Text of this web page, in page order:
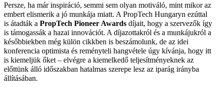
Persze, ha már inspiráció, semmi sem olyan motiváló, mint mikor az
embert elismerik a jó munkája miatt. A PropTech Hungaryn ezúttal
is átadták a PropTech Pioneer Awards díjait, hogy a szervezők így
is támogassák a hazai innovációt. A díjazottakról és a munkájukról a
későbbiekben még külön cikkben is beszámolunk, de az idei
konferencia optimista és reményteli hangvétele úgy kívánja, hogy itt
is kiemeljük őket – elvégre a kiemelkedő teljesítményeknek az
előttünk álló időszakban hatalmas szerepe lesz az iparág irányba
állításában.